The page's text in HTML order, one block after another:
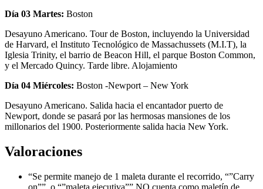
Día 03 Martes: Boston
Desayuno Americano. Tour de Boston, incluyendo la Universidad
de Harvard, el Instituto Tecnológico de Massachussets (M.I.T), la
Iglesia Trinity, el barrio de Beacon Hill, el parque Boston Common,
y el Mercado Quincy. Tarde libre. Alojamiento
Día 04 Miércoles: Boston -Newport – New York
Desayuno Americano. Salida hacia el encantador puerto de
Newport, donde se pasará por las hermosas mansiones de los
millonarios del 1900. Posteriormente salida hacia New York.
Valoraciones
“Se permite manejo de 1 maleta durante el recorrido, “”Carry